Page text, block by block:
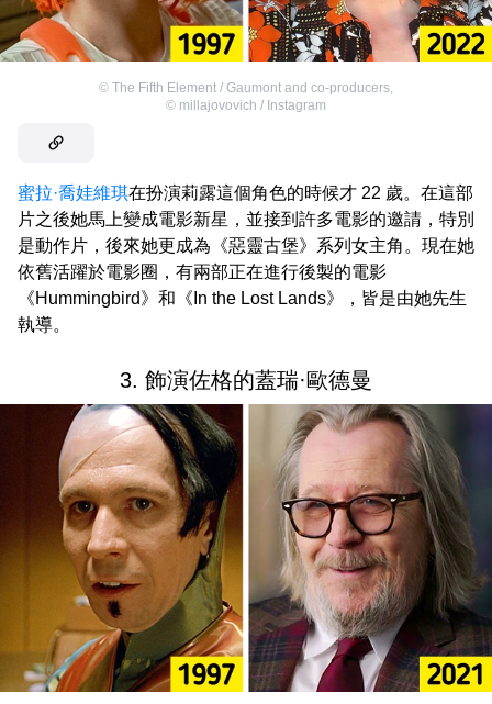
© The Fifth Element / Gaumont and co-producers
© millajovovich / Instagram
蜜拉·喬娃維琪在扮演莉露這個角色的時候才 22 歲。在這部
片之後她馬上變成電影新星，並接到許多電影的邀請，特別
是動作片，後來她更成為《惡靈古堡》系列女主角。現在她
依舊活躍於電影圈，有兩部正在進行後製的電影
《Hummingbird》和《In the Lost Lands》，皆是由她先生
執導。
3. 飾演佐格的蓋瑞·歐德曼